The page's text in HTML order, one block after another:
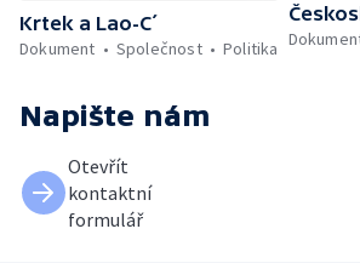
Krtek a Lao-C´
Dokument
Společnost Politika
Napište nám
Otevřít
kontaktní
formulář